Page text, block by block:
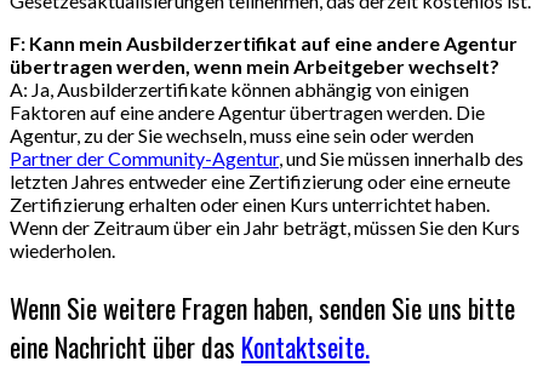
F: Kann mein Ausbilderzertifikat auf eine andere Agentur
übertragen werden, wenn mein Arbeitgeber wechselt?
A: Ja, Ausbilderzertifikate können abhängig von einigen
Faktoren auf eine andere Agentur übertragen werden. Die
Agentur, zu der Sie wechseln, muss eine sein oder werden
Partner der Community-Agentur, und Sie müssen innerhalb des
letzten Jahres entweder eine Zertifizierung oder eine erneute
Zertifizierung erhalten oder einen Kurs unterrichtet haben.
Wenn der Zeitraum über ein Jahr beträgt, müssen Sie den Kurs
wiederholen.
Wenn Sie weitere Fragen haben, senden Sie uns bitte
eine Nachricht über das Kontaktseite.